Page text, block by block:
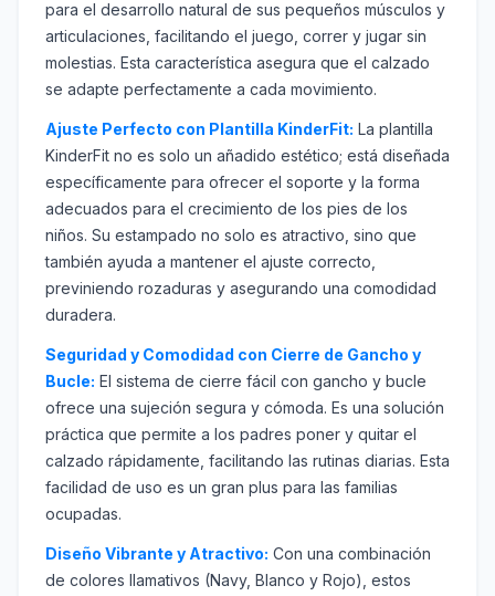
para el desarrollo natural de sus pequeños músculos y
articulaciones, facilitando el juego, correr y jugar sin
molestias. Esta característica asegura que el calzado
se adapte perfectamente a cada movimiento.
Ajuste Perfecto con Plantilla KinderFit: La plantilla
KinderFit no es solo un añadido estético; está diseñada
específicamente para ofrecer el soporte y la forma
adecuados para el crecimiento de los pies de los
niños. Su estampado no solo es atractivo, sino que
también ayuda a mantener el ajuste correcto,
previniendo rozaduras y asegurando una comodidad
duradera.
Seguridad y Comodidad con Cierre de Gancho y
Bucle: El sistema de cierre fácil con gancho y bucle
ofrece una sujeción segura y cómoda. Es una solución
práctica que permite a los padres poner y quitar el
calzado rápidamente, facilitando las rutinas diarias. Esta
facilidad de uso es un gran plus para las familias
ocupadas.
Diseño Vibrante y Atractivo: Con una combinación
de colores llamativos (Navy, Blanco y Rojo), estos